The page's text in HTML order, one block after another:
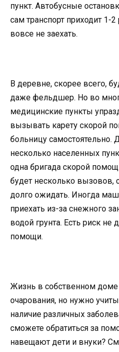
пункт. Автобусные
сам транспорт приходит 1-
вовсе не заехать.
В деревне, скорее всего,
даже фельдшер. Но во
медицинские пункты
вызывать карету скорой
больницу самостоятельно.
несколько населенных
одна бригада скорой
будет несколько вызовов,
долго ожидать. Иногда
приехать из-за снежного
водой грунта. Есть риск
помощи.
Жизнь в собственном
очарования, но нужно
наличие различных
сможете обратиться за
навещают дети и внуки?